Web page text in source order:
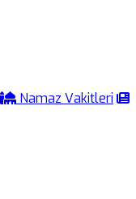
Namaz Vakitleri